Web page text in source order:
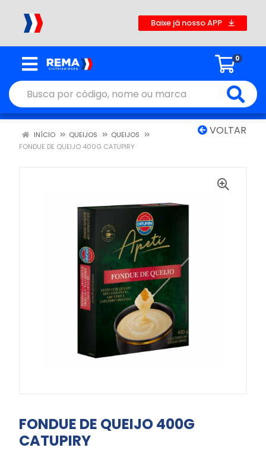
Baixe já nosso APP
0
VOLTAR
INÍCIO QUEIJOS
QUEIJOS
FONDUE DE QUEIJO 400G CATUPIRY
FONDUE DE QUEIJO 400G
CATUPIRY